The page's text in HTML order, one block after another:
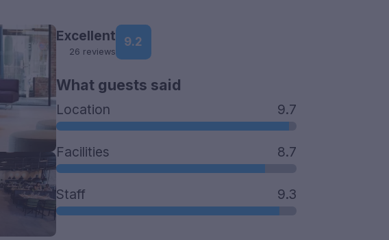
Excellent
26 reviews
9.2
What guests said
Location 9.7
Facilities 8.7
Staff 9.3